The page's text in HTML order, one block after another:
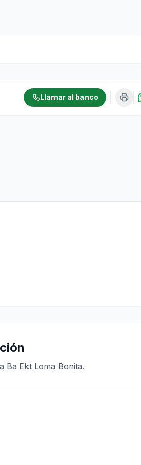
Llamar al banco
Ba Ekt Loma Bonita.